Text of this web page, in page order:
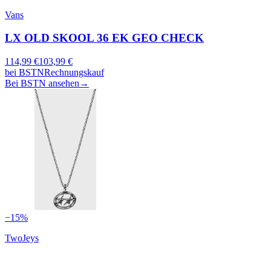
Vans
LX OLD SKOOL 36 EK GEO CHECK
114,99 €103,99 €
bei BSTNRechnungskauf
Bei BSTN ansehen →
−15%
TwoJeys